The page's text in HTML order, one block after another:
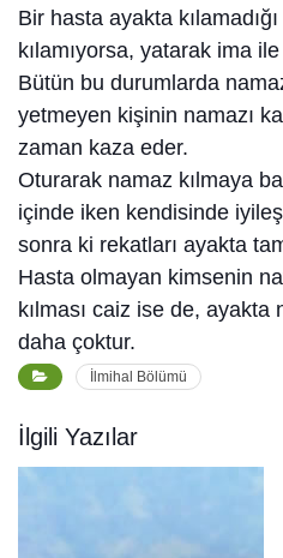
Bir hasta ayakta
kılamıyorsa, yatarak ima ile
Bütün bu durumlarda
yetmeyen kişinin namazı
zaman kaza eder.
Oturarak namaz kılmaya
içinde iken kendisinde
sonra ki rekatları ayakta
Hasta olmayan kimsenin
kılması caiz ise de, ayakta
daha çoktur.
İlmihal Bölümü
İlgili Yazılar